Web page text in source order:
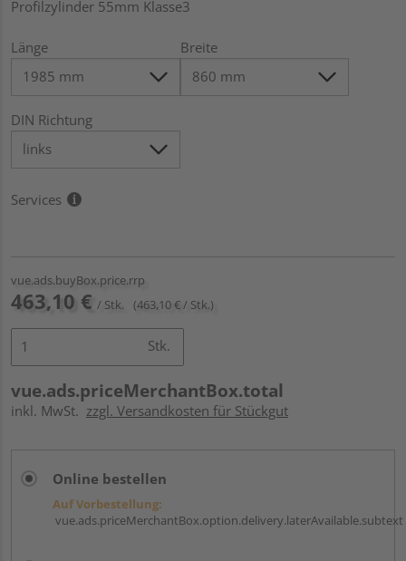
Profilzylinder 55mm Klasse3
Länge Breite
DIN Richtung
Services
vue.ads.buyBox.price.rrp
463,10 € / Stk. (463,10 € / Stk.)
Stk.
vue.ads.priceMerchantBox.total
inkl. MwSt. zzgl. Versandkosten für Stückgut
Online bestellen
Auf Vorbestellung:
vue.ads.priceMerchantBox.option.delivery.laterAvailable.subtext